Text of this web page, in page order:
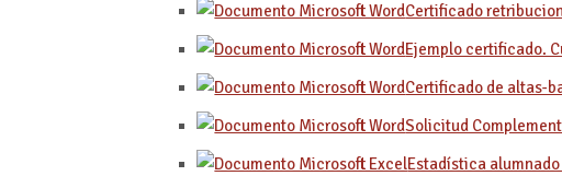
Certificado
Ejemplo certificado.
Certificado de altas-
Solicitud
Estadística alumnado